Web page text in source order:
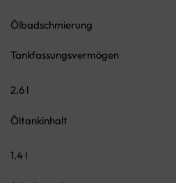
Ölbadschmierung
Tankfassungsvermögen
2.6 l
Öltankinhalt
1.4 l